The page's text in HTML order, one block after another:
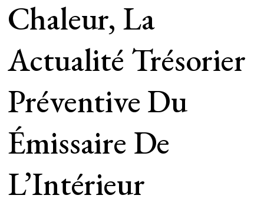
Chaleur, La
Actualité Trésorier
Préventive Du
Émissaire De
L’Intérieur